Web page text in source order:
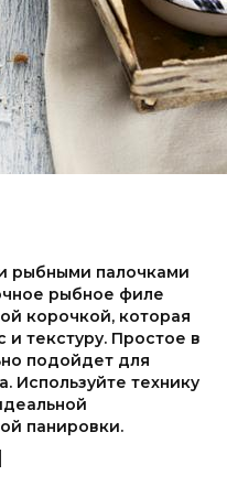
рыбными палочками
рыбное филе
корочкой, которая
текстуру. Простое в
подойдет для
Используйте технику
панировки.